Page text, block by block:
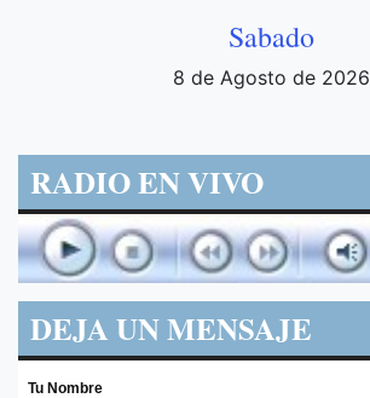
Sabado
8 de Agosto de 2026
RADIO EN VIVO
DEJA UN MENSAJE